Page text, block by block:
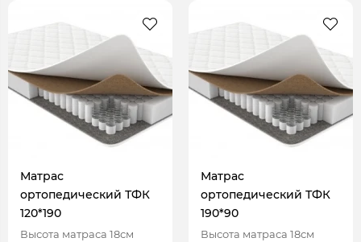
Матрас
ортопедический ТФК
120*190
Высота матраса 18см
Матрас
ортопедический ТФК
190*90
Высота матраса 18см